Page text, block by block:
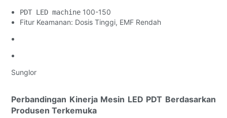
PDT LED machine 100-150
Fitur Keamanan: Dosis Tinggi, EMF Rendah
Sunglor
Perbandingan Kinerja Mesin LED PDT Berdasarkan
Produsen Terkemuka